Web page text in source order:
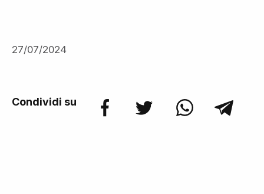
27/07/2024
Condividi su